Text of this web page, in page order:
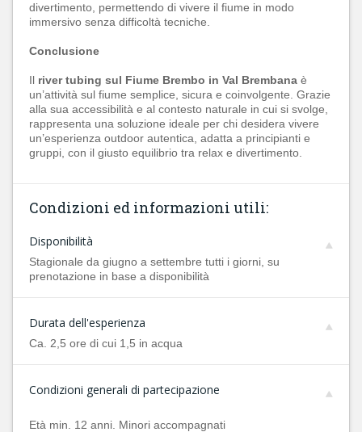
divertimento, permettendo di vivere il fiume in modo
immersivo senza difficoltà tecniche.
Conclusione
Il river tubing sul Fiume Brembo in Val Brembana è
un’attività sul fiume semplice, sicura e coinvolgente. Grazie
alla sua accessibilità e al contesto naturale in cui si svolge,
rappresenta una soluzione ideale per chi desidera vivere
un’esperienza outdoor autentica, adatta a principianti e
gruppi, con il giusto equilibrio tra relax e divertimento.
Condizioni ed informazioni utili:
Disponibilità
Stagionale da giugno a settembre tutti i giorni, su
prenotazione in base a disponibilità
Durata dell'esperienza
Ca. 2,5 ore di cui 1,5 in acqua
Condizioni generali di partecipazione
Età min. 12 anni. Minori accompagnati